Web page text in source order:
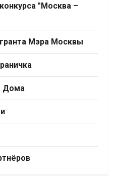
"Москва –
Мэра Москвы
Дома